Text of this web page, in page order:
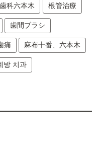
科六本木 根管治療
歯間ブラシ
痛 麻布十番、六本木
방 치과